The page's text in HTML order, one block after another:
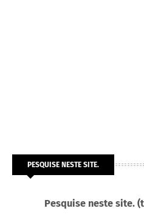
PESQUISE NESTE SITE.
Pesquise neste site.